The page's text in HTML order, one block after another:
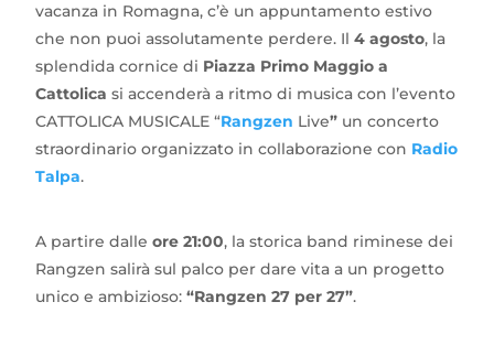
vacanza in Romagna, c’è un appuntamento estivo
che non puoi assolutamente perdere. Il4 agosto, la
splendida cornice di Piazza Primo Maggio a
Cattolica si accenderà a ritmo di musica con l’evento
CATTOLICA MUSICALE “Rangzen Live” un concerto
straordinario organizzato in collaborazione con Radio
Talpa.
A partire dalleore 21:00, la storica band riminese dei
Rangzen salirà sul palco per dare vita a un progetto
unico e ambizioso:“Rangzen 27 per 27”.